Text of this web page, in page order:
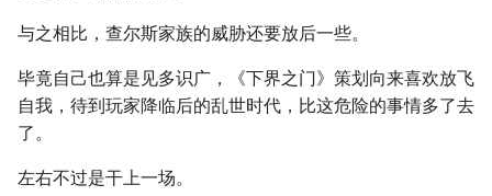
与之相比，查尔斯家族的威胁还要放后一些。
毕竟自己也算是见多识广，《下界之门》策划向来喜欢放飞
自我，待到玩家降临后的乱世时代，比这危险的事情多了去
了。
左右不过是干上一场。